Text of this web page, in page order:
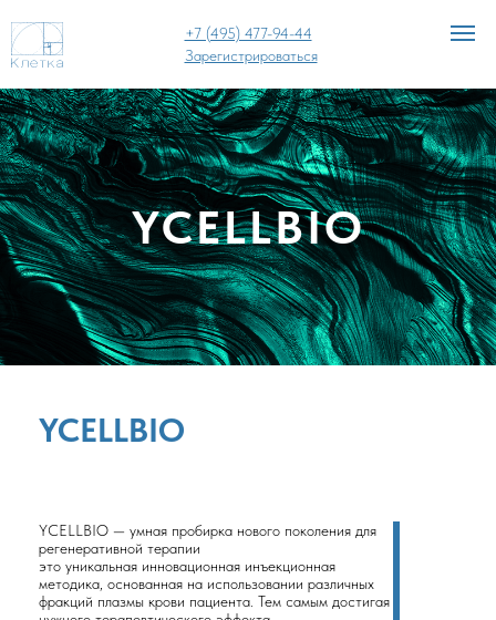
+7 (495) 477-94-44
Зарегистрироваться
YCELLBIO
YCELLBIO
YCELLBIO — умная пробирка нового поколения для
регенеративной терапии
это уникальная инновационная инъекционная
методика, основанная на использовании различных
фракций плазмы крови пациента. Тем самым достигая